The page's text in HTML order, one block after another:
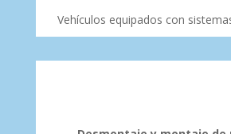
Vehículos equipados con